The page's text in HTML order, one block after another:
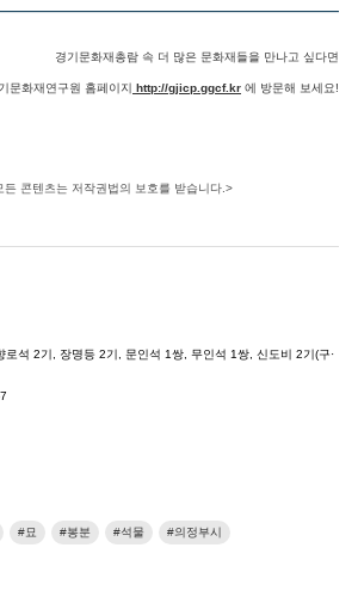
경기문화재총람 속 더 많은 문화재들을 만나고 싶다면
문화재연구원 홈페이지 http://gjicp.ggcf.kr 에 방문해 보세요!
든 콘텐츠는 저작권법의 보호를 받습니다.>
석 2기, 장명등 2기, 문인석 1쌍, 무인석 1쌍, 신도비 2기(구·
묘 봉분 석물 의정부시